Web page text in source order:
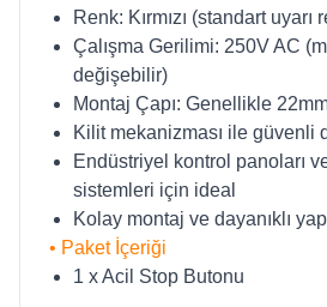
Renk: Kırmızı (standart uyarı
Çalışma Gerilimi: 250V AC
değişebilir)
Montaj Çapı: Genellikle
Kilit mekanizması ile güvenli
Endüstriyel kontrol panoları
sistemleri için ideal
Kolay montaj ve dayanıklı
• Paket İçeriği
1 x Acil Stop Butonu